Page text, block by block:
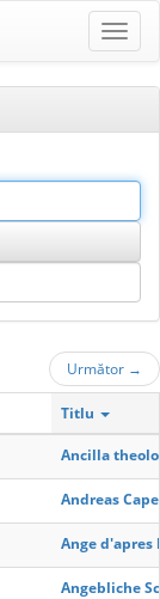
Următor →
Titlu
Ancilla
Andreas
Ange d'apres
Angebliche